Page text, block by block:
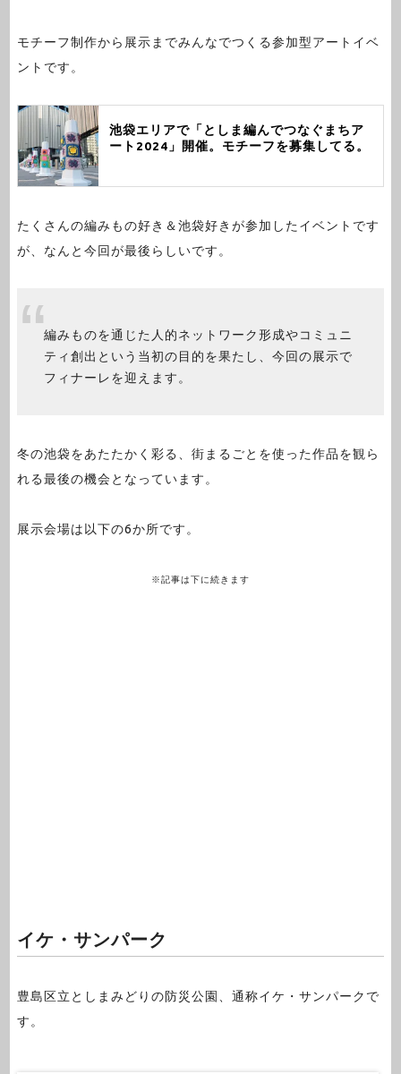
モチーフ制作から展示までみんなでつくる参加型アートイベ
ントです。
池袋エリアで「としま編んでつなぐまちア
ート2024」開催。モチーフを募集してる。
たくさんの編みもの好き＆池袋好きが参加したイベントです
が、なんと今回が最後らしいです。
編みものを通じた人的ネットワーク形成やコミュニ
ティ創出という当初の目的を果たし、今回の展示で
フィナーレを迎えます。
冬の池袋をあたたかく彩る、街まるごとを使った作品を観ら
れる最後の機会となっています。
展示会場は以下の6か所です。
※記事は下に続きます
イケ・サンパーク
豊島区立としまみどりの防災公園、通称イケ・サンパークで
す。